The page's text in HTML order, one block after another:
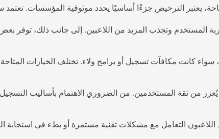
المستخدم وتجذب المزيد من اللاعبين. إلى جانب ذلك، توفر
كانت مكافآت تسجيل أو برامج ولاء. تختلف الخيارات المتاحة
من ثقة المستخدمين. من الضروري الاهتمام بأساليب التسجيل
اللاعبون التعامل مع مشكلات تقنية مستمرة أو بطء في استجابة